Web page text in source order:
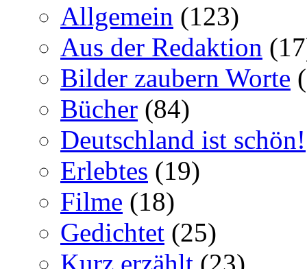
Allgemein (123)
Aus der Redaktion
Bilder zaubern Worte
Bücher (84)
Deutschland ist schön!
Erlebtes (19)
Filme (18)
Gedichtet (25)
Kurz erzählt (23)